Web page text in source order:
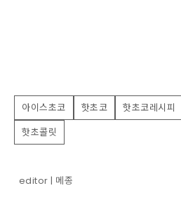
아이스초코 핫초코 핫초코레시피
핫초콜릿
editor | 메종